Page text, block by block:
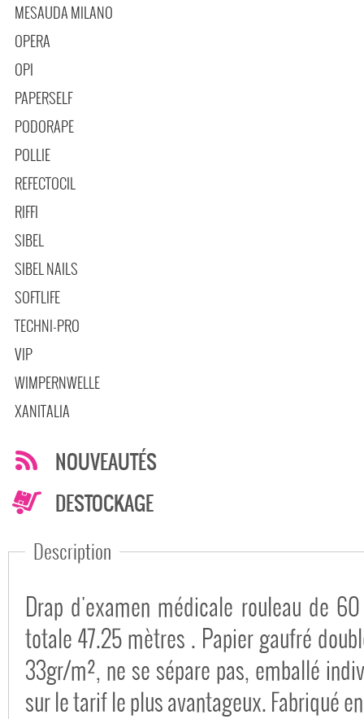
MESAUDA MILANO
OPERA
OPI
PAPERSELF
PODORAPE
POLLIE
REFECTOCIL
RIFFI
SIBEL
SIBEL NAILS
SOFTLIFE
TECHNI-PRO
VIP
WIMPERNWELLE
XANITALIA
NOUVEAUTÉS
DESTOCKAGE
Description
Drap d'examen médicale rouleau de
totale 47.25 mètres . Papier gaufré
33gr/m², ne se sépare pas, emballé
sur le tarif le plus avantageux. Fabriqué